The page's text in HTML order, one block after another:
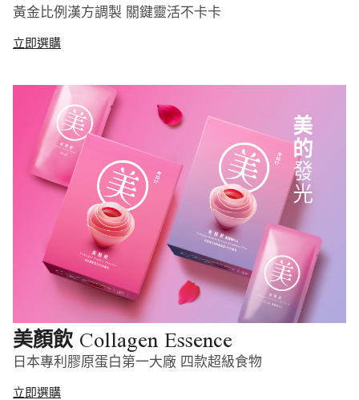
黃金比例漢方調製 關鍵靈活不卡卡
立即選購
美顏飲 Collagen Essence
日本專利膠原蛋白第一大廠 四款超級食物
立即選購